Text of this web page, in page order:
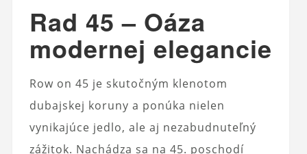
Rad 45 – Oáza
modernej elegancie
Row on 45 je skutočným klenotom
dubajskej koruny a ponúka nielen
vynikajúce jedlo, ale aj nezabudnuteľný
zážitok. Nachádza sa na 45. poschodí